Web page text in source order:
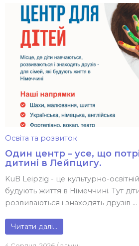
Освіта та розвиток
Один центр – усе, що
дитині в Лейпцигу.
KuB Leipzig - це культурно-
будують життя в Німеччині. Тут
розвиваються і знаходять друзів ...
Читати далі…